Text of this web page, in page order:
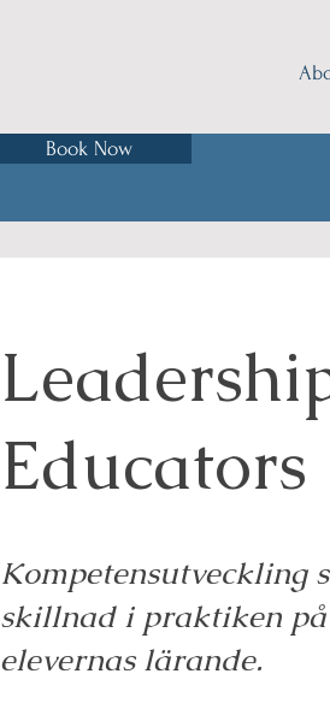
Book Now
Educators
Kompetensutveckling
skillnad i praktiken
elevernas lärande.